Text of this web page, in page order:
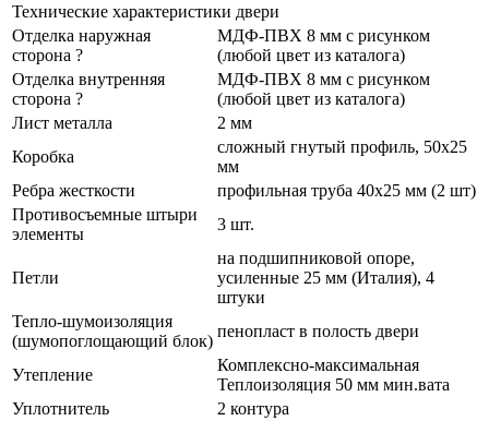
Технические характеристики двери
Отделка наружная
сторона ?
МДФ-ПВХ 8 мм с рисунком
(любой цвет из каталога)
Отделка внутренняя
сторона ?
МДФ-ПВХ 8 мм с рисунком
(любой цвет из каталога)
Лист металла
2 мм
Коробка
сложный гнутый профиль, 50x25
мм
Ребра жесткости
профильная труба 40х25 мм (2 шт)
Противосъемные штыри
элементы
3 шт.
Петли
на подшипниковой опоре,
усиленные 25 мм (Италия), 4
штуки
Тепло-шумоизоляция
(шумопоглощающий блок)
пенопласт в полость двери
Утепление
Комплексно-максимальная
Теплоизоляция 50 мм мин.вата
Уплотнитель
2 контура